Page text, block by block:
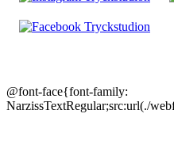
@font-face{font-family:
NarzissTextRegular;src:url(./